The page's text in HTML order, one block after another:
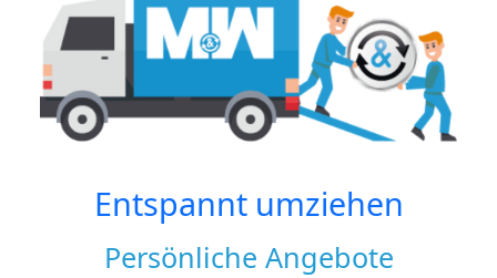
Entspannt umziehen
Persönliche Angebote